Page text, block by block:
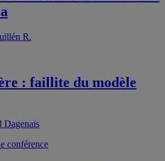
R.
: faillite du modèle
Dagenais
conférence